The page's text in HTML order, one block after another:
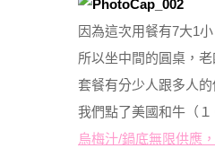
因為這次用餐有7大1小
所以坐中間的圓桌，
套餐有分少人跟多人
我們點了美國和牛（１
烏梅汁/鍋底無限供應